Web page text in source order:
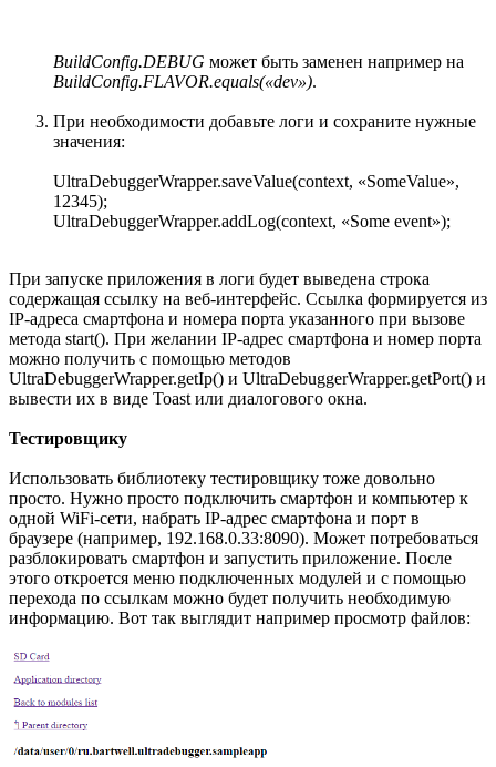
BuildConfig.DEBUG может быть заменен например на
BuildConfig.FLAVOR.equals(«dev»).
При необходимости добавьте логи и сохраните нужные
значения:
UltraDebuggerWrapper.saveValue(context, «SomeValue»,
12345);
UltraDebuggerWrapper.addLog(context, «Some event»);
При запуске приложения в логи будет выведена строка
содержащая ссылку на веб-интерфейс. Ссылка формируется из
IP-адреса смартфона и номера порта указанного при вызове
метода start(). При желании IP-адрес смартфона и номер порта
можно получить с помощью методов
UltraDebuggerWrapper.getIp() и UltraDebuggerWrapper.getPort() и
вывести их в виде Toast или диалогового окна.
Тестировщику
Использовать библиотеку тестировщику тоже довольно
просто. Нужно просто подключить смартфон и компьютер к
одной WiFi-сети, набрать IP-адрес смартфона и порт в
браузере (например, 192.168.0.33:8090). Может потребоваться
разблокировать смартфон и запустить приложение. После
этого откроется меню подключенных модулей и с помощью
перехода по ссылкам можно будет получить необходимую
информацию. Вот так выглядит например просмотр файлов: